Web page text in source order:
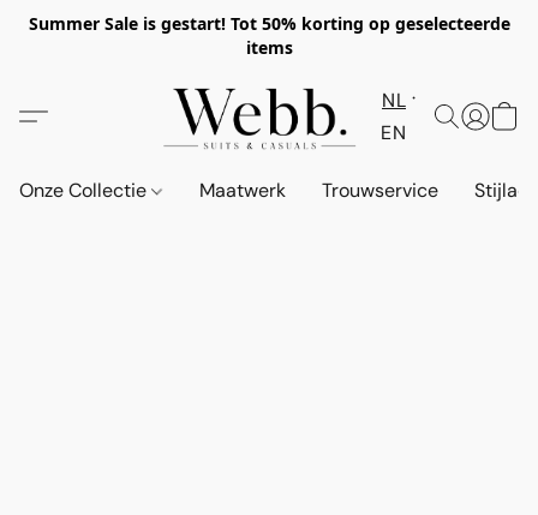
Summer Sale is gestart! Tot 50% korting op geselecteerde
items
NL
EN
Onze Collectie Maatwerk Trouwservice